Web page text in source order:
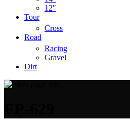
12″
Tour
Cross
Road
Racing
Gravel
Dirt